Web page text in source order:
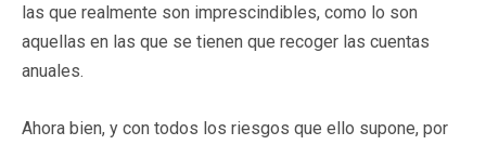
las que realmente son imprescindibles, como lo son
aquellas en las que se tienen que recoger las cuentas
anuales.
Ahora bien, y con todos los riesgos que ello supone, por